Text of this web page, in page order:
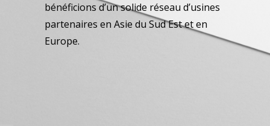
bénéficions d’un solide réseau d’usines
partenaires en Asie du Sud Est et en
Europe.